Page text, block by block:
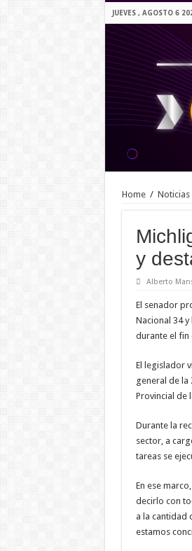
JUEVES , AGOSTO 6
Home / Noticias
y
Alberto
El senador
Nacional 34
durante el fin
El legislador
general de la
Provincial de
Durante la
sector, a
tareas se
En ese
decirlo con
a la cantidad
estamos